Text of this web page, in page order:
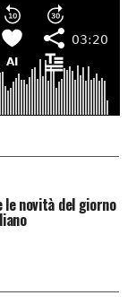
novità del giorno